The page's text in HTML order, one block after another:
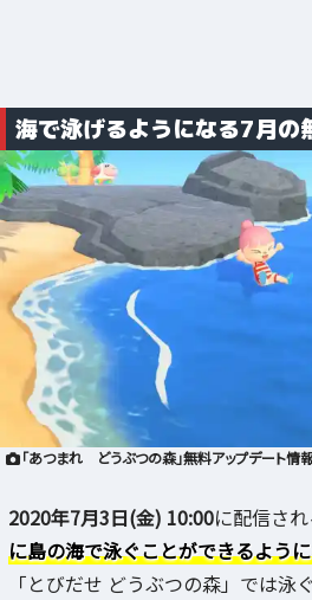
海で泳げるようになる7月の
「あつまれ どうぶつの森」無料アップデート情
2020年7月3日(金) 10:00に配信さ
に島の海で泳ぐことができるよう
「とびだせ どうぶつの森」では泳